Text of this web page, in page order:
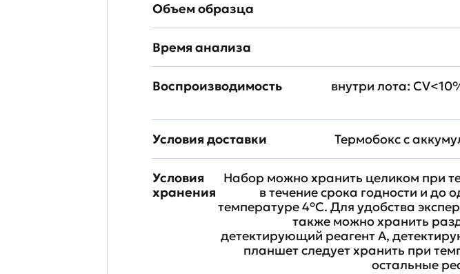
Объем образца
Время анализа
Воспроизводимость
внутри лота:
Условия доставки Термобокс с
Условия
хранения
Набор можно хранить целиком при
в течение срока годности и до
температуре 4°C. Для удобства
также можно хранить
детектирующий реагент A,
планшет следует хранить при
остальные